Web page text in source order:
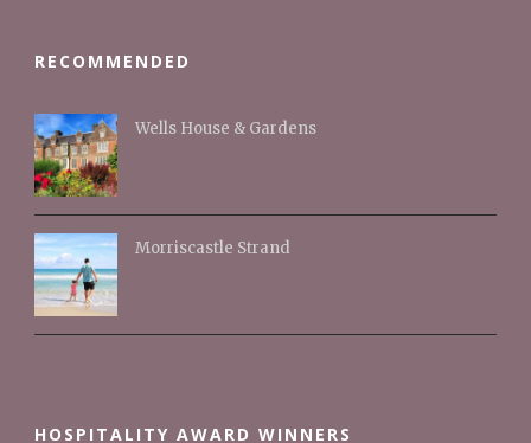
RECOMMENDED
Wells House & Gardens
Morriscastle Strand
HOSPITALITY AWARD WINNERS